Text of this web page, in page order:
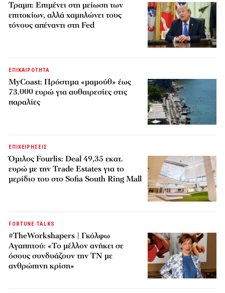
Τραμπ: Επιμένει στη μείωση των
επιτοκίων, αλλά χαμηλώνει τους
τόνους απέναντι στη Fed
ΕΠΙΚΑΙΡΟΤΗΤΑ
MyCoast: Πρόστιμα «μαμούθ» έως
73.000 ευρώ για αυθαιρεσίες στις
παραλίες
ΕΠΙΧΕΙΡΗΣΕΙΣ
Όμιλος Fourlis: Deal 49,35 εκατ.
ευρώ με την Trade Estates για το
μερίδιο του στο Sofia South Ring Mall
FORTUNE TALKS
#TheWorkshapers | Γκόλφω
Αγαπητού: «Το μέλλον ανήκει σε
όσους συνδυάζουν την ΤΝ με
ανθρώπινη κρίση»